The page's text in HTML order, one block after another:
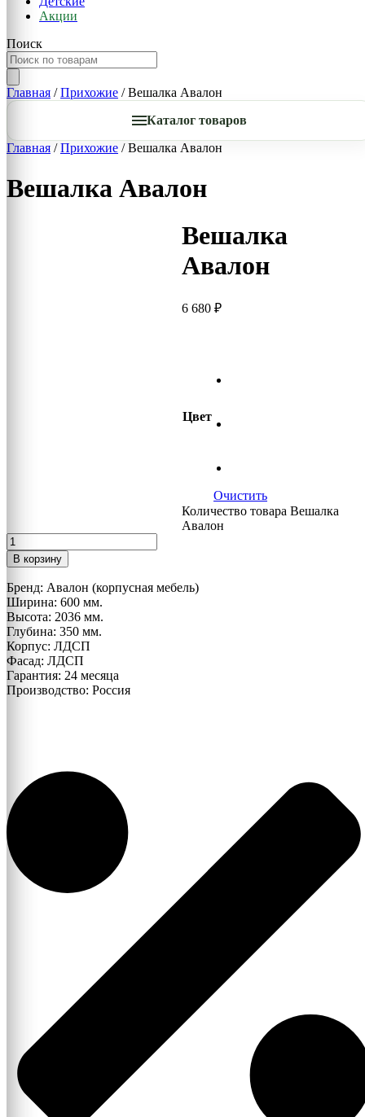
Акции
Поиск
Главная /Прихожие / Вешалка Авалон
Каталог товаров
Главная /Прихожие / Вешалка Авалон
Вешалка Авалон
Вешалка
Авалон
6 680₽
Цвет
Очистить
Количество товара Вешалка
Авалон
В корзину
Бренд: Авалон (корпусная мебель)
Ширина: 600 мм.
Высота: 2036 мм.
Глубина: 350 мм.
Корпус: ЛДСП
Фасад: ЛДСП
Гарантия: 24 месяца
Производство: Россия